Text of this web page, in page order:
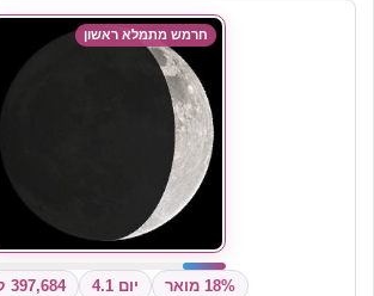
חרמש מתמלא ראשון
18% מואר יום 4.1 397,684 ק"מ